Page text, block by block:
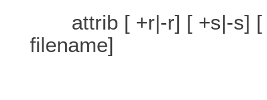
attrib [ +r|-r] [ +s|-s] [
filename]